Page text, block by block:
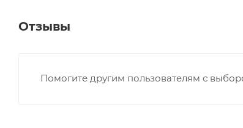
Отзывы
Помогите другим пользователям с